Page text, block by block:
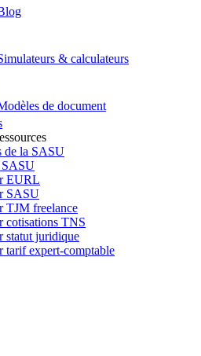
& calculateurs
de document
de la SASU
EURL
SASU
TJM freelance
cotisations TNS
statut juridique
tarif expert-comptable